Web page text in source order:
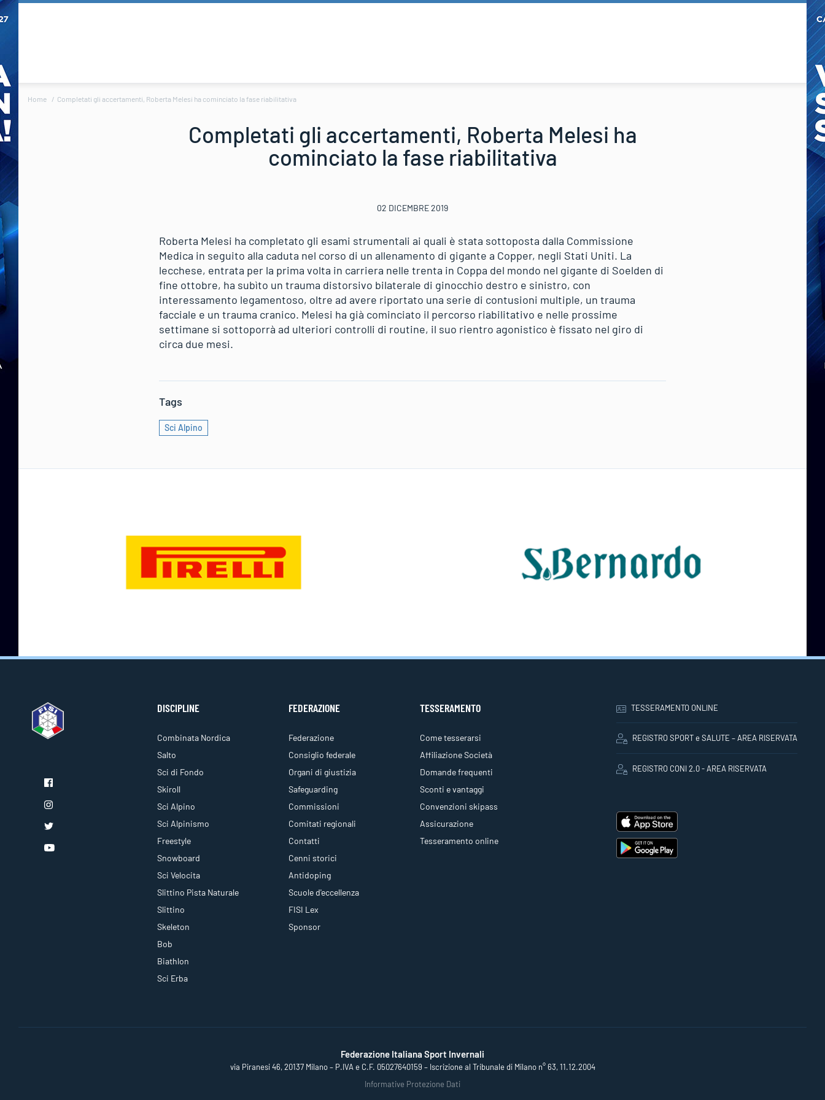
Home Completati gli accertamenti, Roberta Melesi ha cominciato la fase riabilitativa
Completati gli accertamenti, Roberta Melesi ha
cominciato la fase riabilitativa
02 DICEMBRE 2019
Roberta Melesi ha completato gli esami strumentali ai quali è stata sottoposta dalla Commissione
Medica in seguito alla caduta nel corso di un allenamento di gigante a Copper, negli Stati Uniti. La
lecchese, entrata per la prima volta in carriera nelle trenta in Coppa del mondo nel gigante di Soelden di
fine ottobre, ha subìto un trauma distorsivo bilaterale di ginocchio destro e sinistro, con
interessamento legamentoso, oltre ad avere riportato una serie di contusioni multiple, un trauma
facciale e un trauma cranico. Melesi ha già cominciato il percorso riabilitativo e nelle prossime
settimane si sottoporrà ad ulteriori controlli di routine, il suo rientro agonistico è fissato nel giro di
circa due mesi.
Tags
Sci Alpino
DISCIPLINE
Combinata Nordica
Salto
Sci di Fondo
Skiroll
Sci Alpino
Sci Alpinismo
Freestyle
Snowboard
Sci Velocita
Slittino Pista Naturale
Slittino
Skeleton
Bob
Biathlon
Sci Erba
FEDERAZIONE
Federazione
Consiglio federale
Organi di giustizia
Safeguarding
Commissioni
Comitati regionali
Contatti
Cenni storici
Antidoping
Scuole d'eccellenza
FISI Lex
Sponsor
TESSERAMENTO
Come tesserarsi
Affiliazione Società
Domande frequenti
Sconti e vantaggi
Convenzioni skipass
Assicurazione
Tesseramento online
TESSERAMENTO ONLINE
REGISTRO SPORT e SALUTE – AREA RISERVATA
REGISTRO CONI 2.0 - AREA RISERVATA
Federazione Italiana Sport Invernali
via Piranesi 46, 20137 Milano – P.IVA e C.F. 05027640159 – Iscrizione al Tribunale di Milano n° 63, 11.12.2004
Informative Protezione Dati